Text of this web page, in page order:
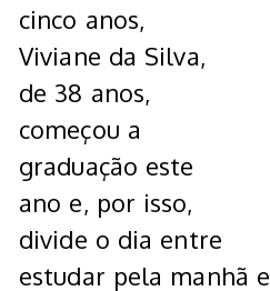
cinco anos,
Viviane da Silva,
de 38 anos,
começou a
graduação este
ano e, por isso,
divide o dia entre
estudar pela manhã e